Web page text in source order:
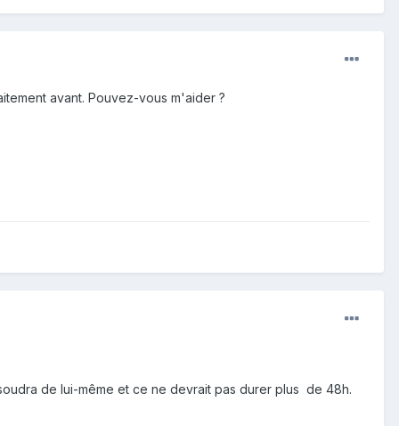
avant. Pouvez-vous m'aider ?
de lui-même et ce ne devrait pas durer plus de 48h.